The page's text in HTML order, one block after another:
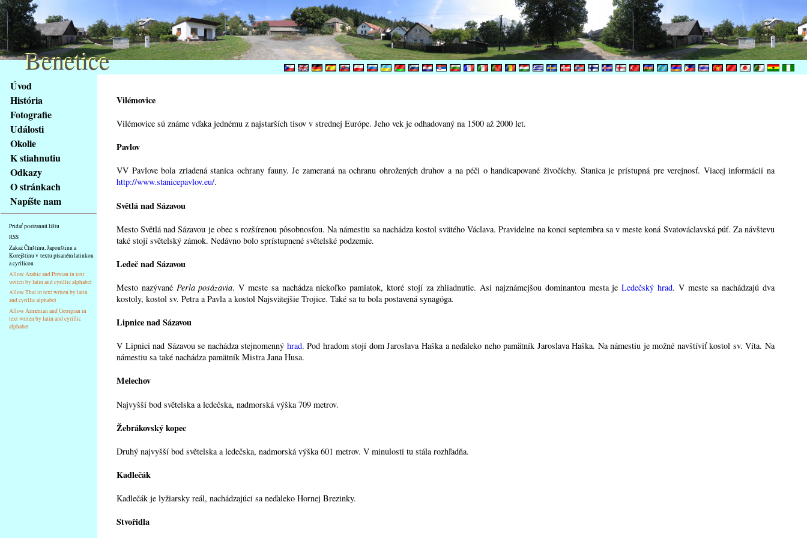
obsah
stránky
Klávesové
zkratky
tomto
webu
základní
Hlavní
strana
Úvod
História
Fotografie
Události
Okolie
K stiahnutiu
Odkazy
O stránkach
Napíšte nam
Pridať postrannú lištu
RSS
Zakaž Čínštinu, Japonštinu a
Korejštinu v textu písaném latinkou
a cyrilicou
Allow Arabic and Persian in text
writen by latin and cyrillic alphabet
Allow Thai in text writen by latin
and cyrillic alphabet
Allow Armenian and Georgian in
text writen by latin and cyrillic
alphabet
Vilémovice
Vilémovice sú známe vďaka jednému z najstarších tisov v strednej Európe. Jeho vek je odhadovaný na 1500 až 2000 let.
Pavlov
VV Pavlove bola zriadená stanica ochrany fauny. Je zameraná na ochranu ohrožených druhov a na péči o handicapované živočíchy. Stanica je prístupná pre verejnosť. Viacej informácií na
http://www.stanicepavlov.eu/.
Světlá nad Sázavou
Mesto Světlá nad Sázavou je obec s rozšírenou pôsobnosťou. Na námestiu sa nachádza kostol svätého Václava. Pravidelne na konci septembra sa v meste koná Svatováclavská púť. Za návštevu
také stojí světelský zámok. Nedávno bolo sprístupnené světelské podzemie.
Ledeč nad Sázavou
Mesto nazývané Perla posázavia. V meste sa nachádza niekoľko pamiatok, ktoré stojí za zhliadnutie. Asi najznámejšou dominantou mesta jeLedečský hrad. V meste sa nachádzajú dva
kostoly, kostol sv. Petra a Pavla a kostol Najsvätejšie Trojice. Také sa tu bola postavená synagóga.
Lipnice nad Sázavou
V Lipnici nad Sázavou se nachádza stejnomenný hrad. Pod hradom stojí dom Jaroslava Haška a neďaleko neho pamätník Jaroslava Haška. Na námestiu je možné navštíviť kostol sv. Víta. Na
námestiu sa také nachádza pamätník Mistra Jana Husa.
Melechov
Najvyšší bod světelska a ledečska, nadmorská výška 709 metrov.
Žebrákovský kopec
Druhý najvyšší bod světelska a ledečska, nadmorská výška 601 metrov. V minulosti tu stála rozhľadňa.
Kadlečák
Kadlečák je lyžiarsky reál, nachádzajúci sa neďaleko Hornej Brezinky.
Stvořidla
Benetice
Benetice